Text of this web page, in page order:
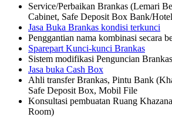
Service/Perbaikan Brankas (Lemari
Cabinet, Safe Deposit Box Bank/
Jasa Buka Brankas kondisi terkunci
Penggantian nama kombinasi secara
Sparepart Kunci-kunci Brankas
Sistem modifikasi Penguncian Brankas
Jasa buka Cash Box
Ahli transfer Brankas, Pintu Bank
Safe Deposit Box, Mobil File
Konsultasi pembuatan Ruang
Room)